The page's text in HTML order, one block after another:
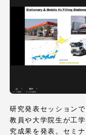
研究発表セッション
教員や大学院生が工
究成果を発表。セミ
資料請求
在学生・保護者向けポー